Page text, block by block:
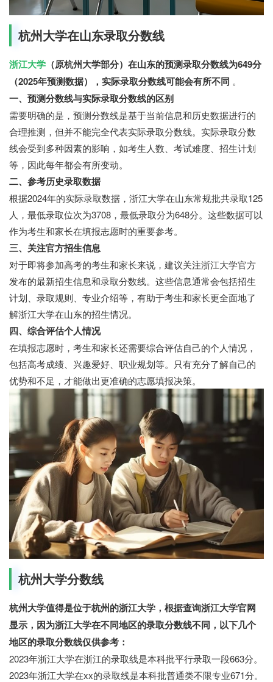
杭州大学在山东录取分数线
浙江大学 （原杭州大学部分）在山东的预测录取分数线为649分
（2025年预测数据），实际录取分数线可能会有所不同 。
一、预测分数线与实际录取分数线的区别
需要明确的是，预测分数线是基于当前信息和历史数据进行的
合理推测，但并不能完全代表实际录取分数线。实际录取分数
线会受到多种因素的影响，如考生人数、考试难度、招生计划
等，因此每年都会有所变动。
二、参考历史录取数据
根据2024年的实际录取数据，浙江大学在山东常规批共录取125
人，最低录取位次为3708，最低录取分为648分。这些数据可以
作为考生和家长在填报志愿时的重要参考。
三、关注官方招生信息
对于即将参加高考的考生和家长来说，建议关注浙江大学官方
发布的最新招生信息和录取分数线。这些信息通常会包括招生
计划、录取规则、专业介绍等，有助于考生和家长更全面地了
解浙江大学在山东的招生情况。
四、综合评估个人情况
在填报志愿时，考生和家长还需要综合评估自己的个人情况，
包括高考成绩、兴趣爱好、职业规划等。只有充分了解自己的
优势和不足，才能做出更准确的志愿填报决策。
杭州大学分数线
杭州大学值得是位于杭州的浙江大学，根据查询浙江大学官网
显示，因为浙江大学在不同地区的录取分数线不同，以下几个
地区的录取分数线仅供参考：
2023年浙江大学在浙江的录取线是本科批平行录取一段663分。
2023年浙江大学在xx的录取线是本科批普通类不限专业671分。